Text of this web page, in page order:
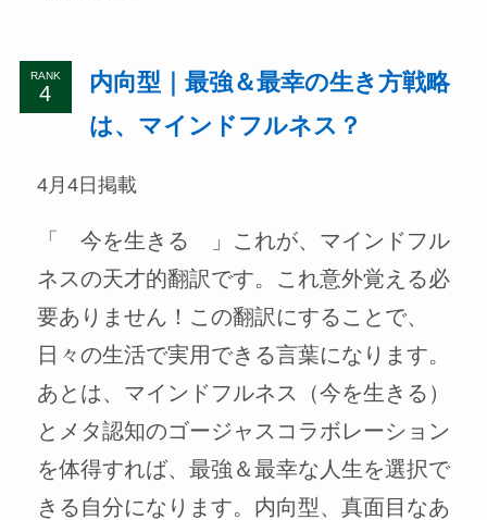
RANK
内向型｜最強＆最幸の生き方戦略
は、マインドフルネス？
4月4日掲載
「 今を生きる 」これが、マインドフル
ネスの天才的翻訳です。これ意外覚える必
要ありません！この翻訳にすることで、
日々の生活で実用できる言葉になります。
あとは、マインドフルネス（今を生きる）
とメタ認知のゴージャスコラボレーション
を体得すれば、最強＆最幸な人生を選択で
きる自分になります。内向型、真面目なあ